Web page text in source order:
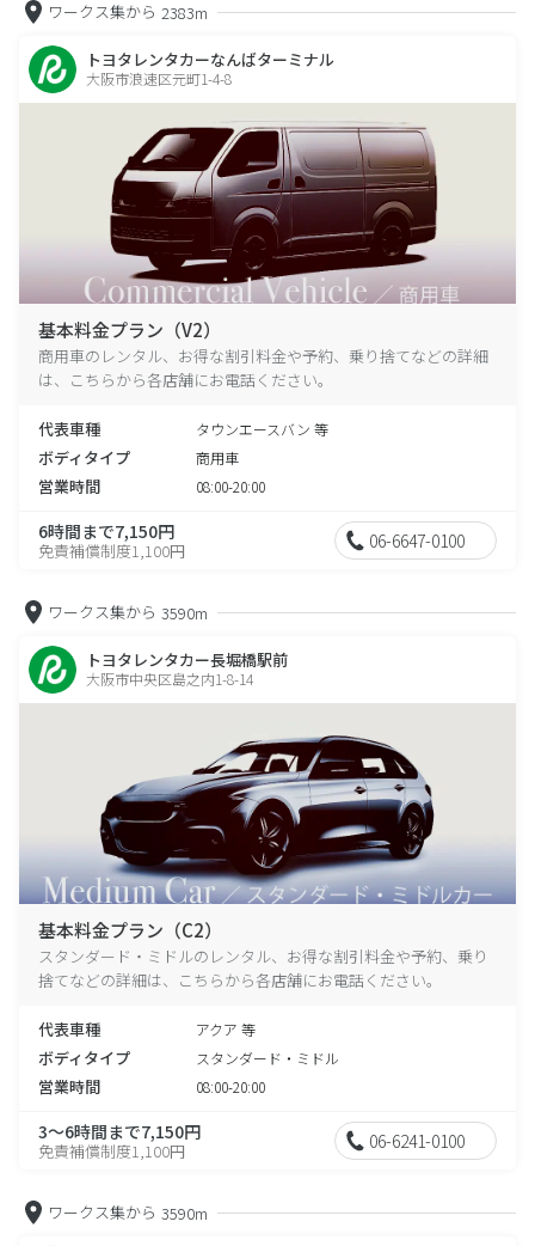
ワークス集から 2383m
トヨタレンタカーなんばターミナル
大阪市浪速区元町1-4-8
基本料金プラン（V2）
商用車のレンタル、お得な割引料金や予約、乗り捨てなどの詳細
は、こちらから各店舗にお電話ください。
代表車種 タウンエースバン 等
ボディタイプ 商用車
営業時間 08:00-20:00
6時間まで7,150円
免責補償制度1,100円 06-6647-0100
ワークス集から 3590m
トヨタレンタカー長堀橋駅前
大阪市中央区島之内1-8-14
基本料金プラン（C2）
スタンダード・ミドルのレンタル、お得な割引料金や予約、乗り
捨てなどの詳細は、こちらから各店舗にお電話ください。
代表車種 アクア 等
ボディタイプ スタンダード・ミドル
営業時間 08:00-20:00
3～6時間まで7,150円
免責補償制度1,100円 06-6241-0100
ワークス集から 3590m